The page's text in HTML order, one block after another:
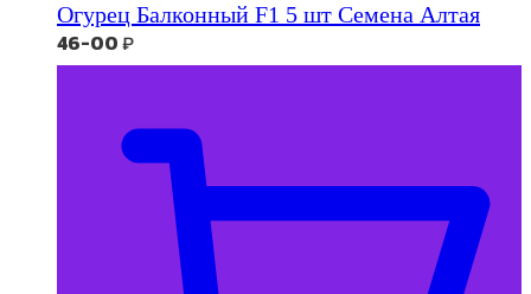
Огурец Балконный F1 5 шт Семена Алтая
46-00₽